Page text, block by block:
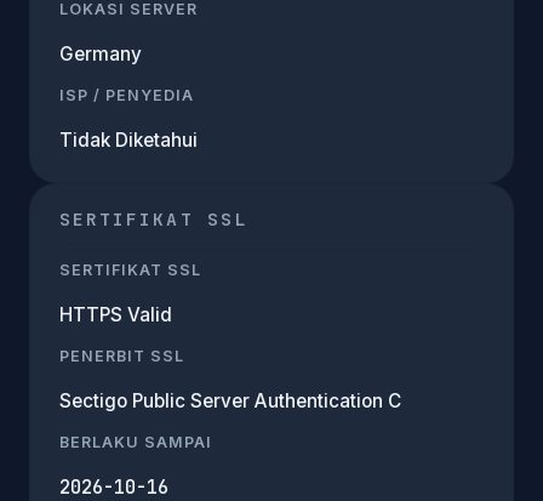
LOKASI SERVER
Germany
ISP / PENYEDIA
Tidak Diketahui
SERTIFIKAT SSL
SERTIFIKAT SSL
HTTPS Valid
PENERBIT SSL
Sectigo Public Server Authentication C
BERLAKU SAMPAI
2026-10-16